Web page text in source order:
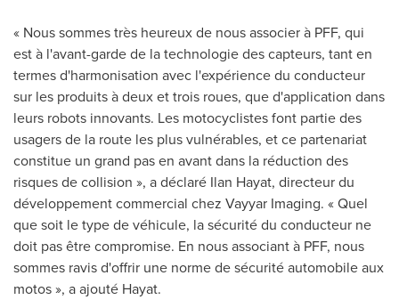
« Nous sommes très heureux de nous associer à PFF, qui
est à l'avant-garde de la technologie des capteurs, tant en
termes d'harmonisation avec l'expérience du conducteur
sur les produits à deux et trois roues, que d'application dans
leurs robots innovants. Les motocyclistes font partie des
usagers de la route les plus vulnérables, et ce partenariat
constitue un grand pas en avant dans la réduction des
risques de collision », a déclaré Ilan Hayat, directeur du
développement commercial chez Vayyar Imaging. « Quel
que soit le type de véhicule, la sécurité du conducteur ne
doit pas être compromise. En nous associant à PFF, nous
sommes ravis d'offrir une norme de sécurité automobile aux
motos », a ajouté Hayat.